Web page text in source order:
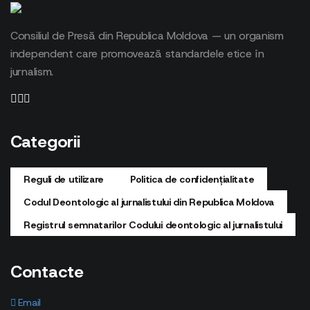
Consiliul de Presă din Republica Moldova — un organism
independent care promovează standardele etice în
jurnalism.
Categorii
Reguli de utilizare
Politica de confidențialitate
Codul Deontologic al jurnalistului din Republica Moldova
Registrul semnatarilor Codului deontologic al jurnalistului
Contacte
Email